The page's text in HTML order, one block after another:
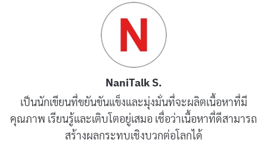
NaniTalk S.
เป็นนักเขียนที่ขยันขันแข็งและมุ่งมั่นที่จะผลิตเนื้อหาที่มี
คุณภาพ เรียนรู้และเติบโตอยู่เสมอ เชื่อว่าเนื้อหาที่ดีสามารถ
สร้างผลกระทบเชิงบวกต่อโลกได้